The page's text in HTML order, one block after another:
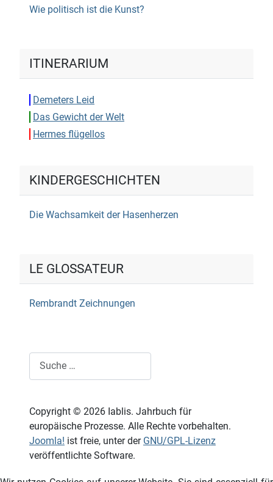
Wie politisch ist die Kunst?
ITINERARIUM
Demeters Leid
Das Gewicht der Welt
Hermes flügellos
KINDERGESCHICHTEN
Die Wachsamkeit der Hasenherzen
LE GLOSSATEUR
Rembrandt Zeichnungen
Copyright © 2026 Iablis. Jahrbuch für
europäische Prozesse. Alle Rechte vorbehalten.
Joomla! ist freie, unter der GNU/GPL-Lizenz
veröffentlichte Software.